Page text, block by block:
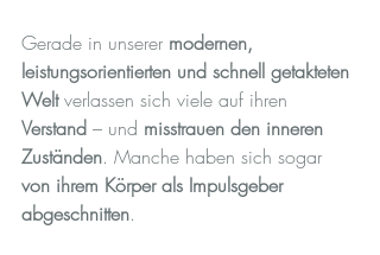
Gerade in unserer modernen,
leistungsorientierten und schnell getakteten
Welt verlassen sich viele auf ihren
Verstand – und misstrauen den inneren
Zuständen. Manche haben sich sogar
von ihrem Körper als Impulsgeber
abgeschnitten.